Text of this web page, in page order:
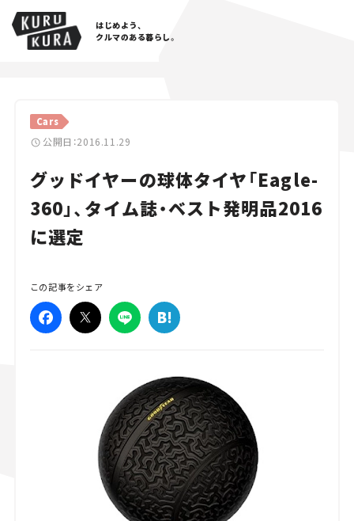
はじめよう、
クルマのある暮らし。
Cars
公開日：2016.11.29
グッドイヤーの球体タイヤ「Eagle-
360」、タイム誌・ベスト発明品2016
に選定
この記事をシェア
Cars
Lifestyle
Traffic
Special
Series
Campaign
スズキ ジムニー｜Suzuki Jimny スズキ｜Suzuki
マツダ ロードスター｜Mazda Roadster